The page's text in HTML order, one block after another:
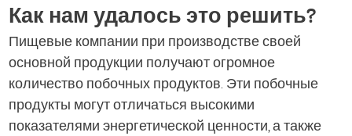
Как нам удалось это решить?
Пищевые компании при производстве своей
основной продукции получают огромное
количество побочных продуктов. Эти побочные
продукты могут отличаться высокими
показателями энергетической ценности, а также